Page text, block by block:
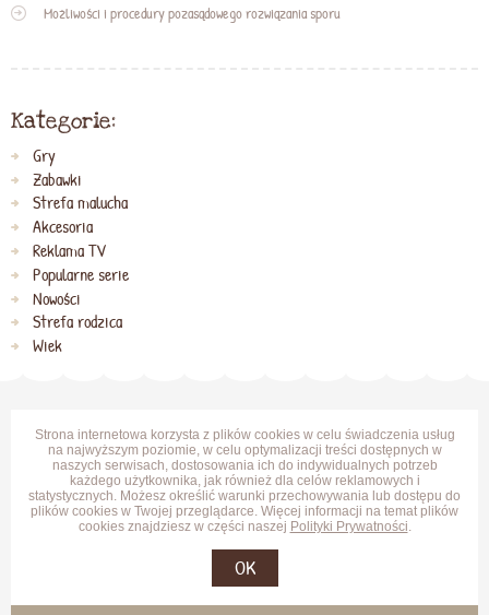
Możliwości i procedury pozasądowego rozwiązania sporu
Kategorie:
Gry
Zabawki
Strefa malucha
Akcesoria
Reklama TV
Popularne serie
Nowości
Strefa rodzica
Wiek
Strona internetowa korzysta z plików cookies w celu świadczenia usług
na najwyższym poziomie, w celu optymalizacji treści dostępnych w
naszych serwisach, dostosowania ich do indywidualnych potrzeb
każdego użytkownika, jak również dla celów reklamowych i
statystycznych. Możesz określić warunki przechowywania lub dostępu do
plików cookies w Twojej przeglądarce. Więcej informacji na temat plików
cookies znajdziesz w części naszej Polityki Prywatności.
OK